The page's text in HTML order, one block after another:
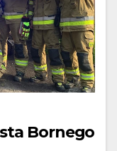
Bornego